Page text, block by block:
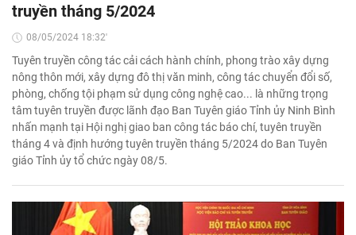
truyền tháng 5/2024
08/05/2024 18:32'
Tuyên truyền công tác cải cách hành chính, phong trào xây dựng
nông thôn mới, xây dựng đô thị văn minh, công tác chuyển đổi số,
phòng, chống tội phạm sử dụng công nghệ cao... là những trọng
tâm tuyên truyền được lãnh đạo Ban Tuyên giáo Tỉnh ủy Ninh Bình
nhấn mạnh tại Hội nghị giao ban công tác báo chí, tuyên truyền
tháng 4 và định hướng tuyên truyền tháng 5/2024 do Ban Tuyên
giáo Tỉnh ủy tổ chức ngày 08/5.